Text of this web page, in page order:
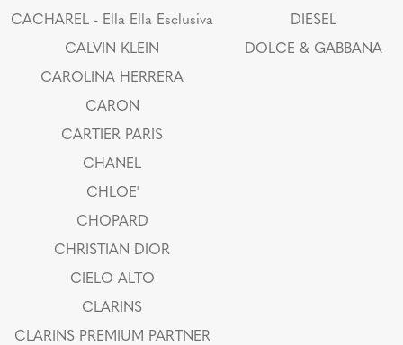
CACHAREL - Ella Ella Esclusiva
CALVIN KLEIN
CAROLINA HERRERA
CARON
CARTIER PARIS
CHANEL
CHLOE'
CHOPARD
CHRISTIAN DIOR
CIELO ALTO
CLARINS
CLARINS PREMIUM PARTNER
DIESEL
DOLCE & GABBANA